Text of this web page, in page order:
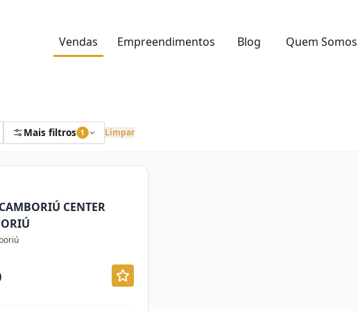
Vendas Empreendimentos Blog Quem Somos
Mais filtros 1 Limpar
CENTER